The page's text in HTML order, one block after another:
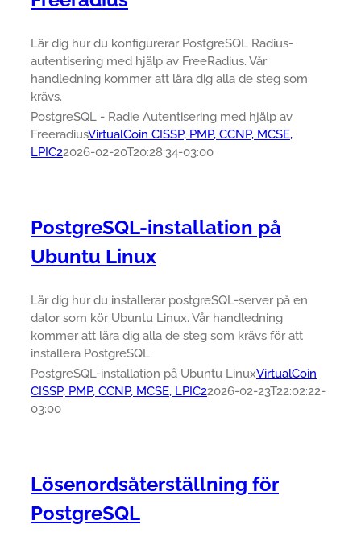
Lär dig hur du konfigurerar PostgreSQL Radius-
autentisering med hjälp av FreeRadius. Vår
handledning kommer att lära dig alla de steg som
krävs.
PostgreSQL - Radie Autentisering med hjälp av
FreeradiusVirtualCoin CISSP, PMP, CCNP, MCSE,
LPIC22026-02-20T20:28:34-03:00
PostgreSQL-installation på
Ubuntu Linux
Lär dig hur du installerar postgreSQL-server på en
dator som kör Ubuntu Linux. Vår handledning
kommer att lära dig alla de steg som krävs för att
installera PostgreSQL.
PostgreSQL-installation på Ubuntu LinuxVirtualCoin
CISSP, PMP, CCNP, MCSE, LPIC22026-02-23T22:02:22-
03:00
Lösenordsåterställning för
PostgreSQL